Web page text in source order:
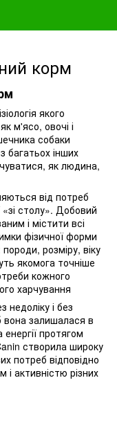
корм
якого
м'ясо, овочі і
собаки
багатьох інших
як людина,
від потреб
столу». Добовий
і містити всі
фізичної форми
розміру, віку
якомога точніше
кожного
харчування
і без
вона залишалася в
протягом
створила широку
потреб відповідно
і активністю різних